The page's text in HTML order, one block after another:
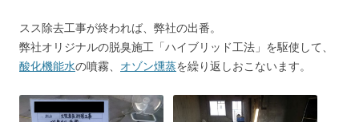
スス除去工事が終われば、弊社の出番。
弊社オリジナルの脱臭施工「ハイブリッド工法」を駆使して、
酸化機能水の噴霧、 オゾン燻蒸を繰り返しおこないます。